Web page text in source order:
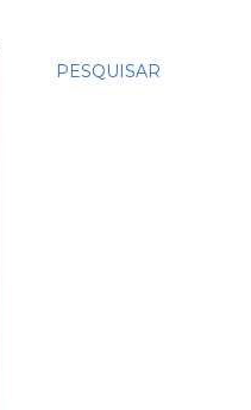
PESQUISAR